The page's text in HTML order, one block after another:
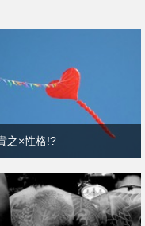
之×性格!?